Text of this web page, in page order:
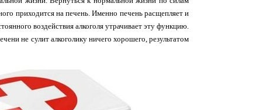
приходится на печень. Именно печень расщепляет и
воздействия алкоголя утрачивает эту функцию.
не сулит алкоголику ничего хорошего, результатом